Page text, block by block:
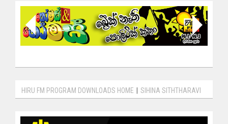
HIRU FM PROGRAM DOWNLOADS HOME SIHINA SITHTHARAVI